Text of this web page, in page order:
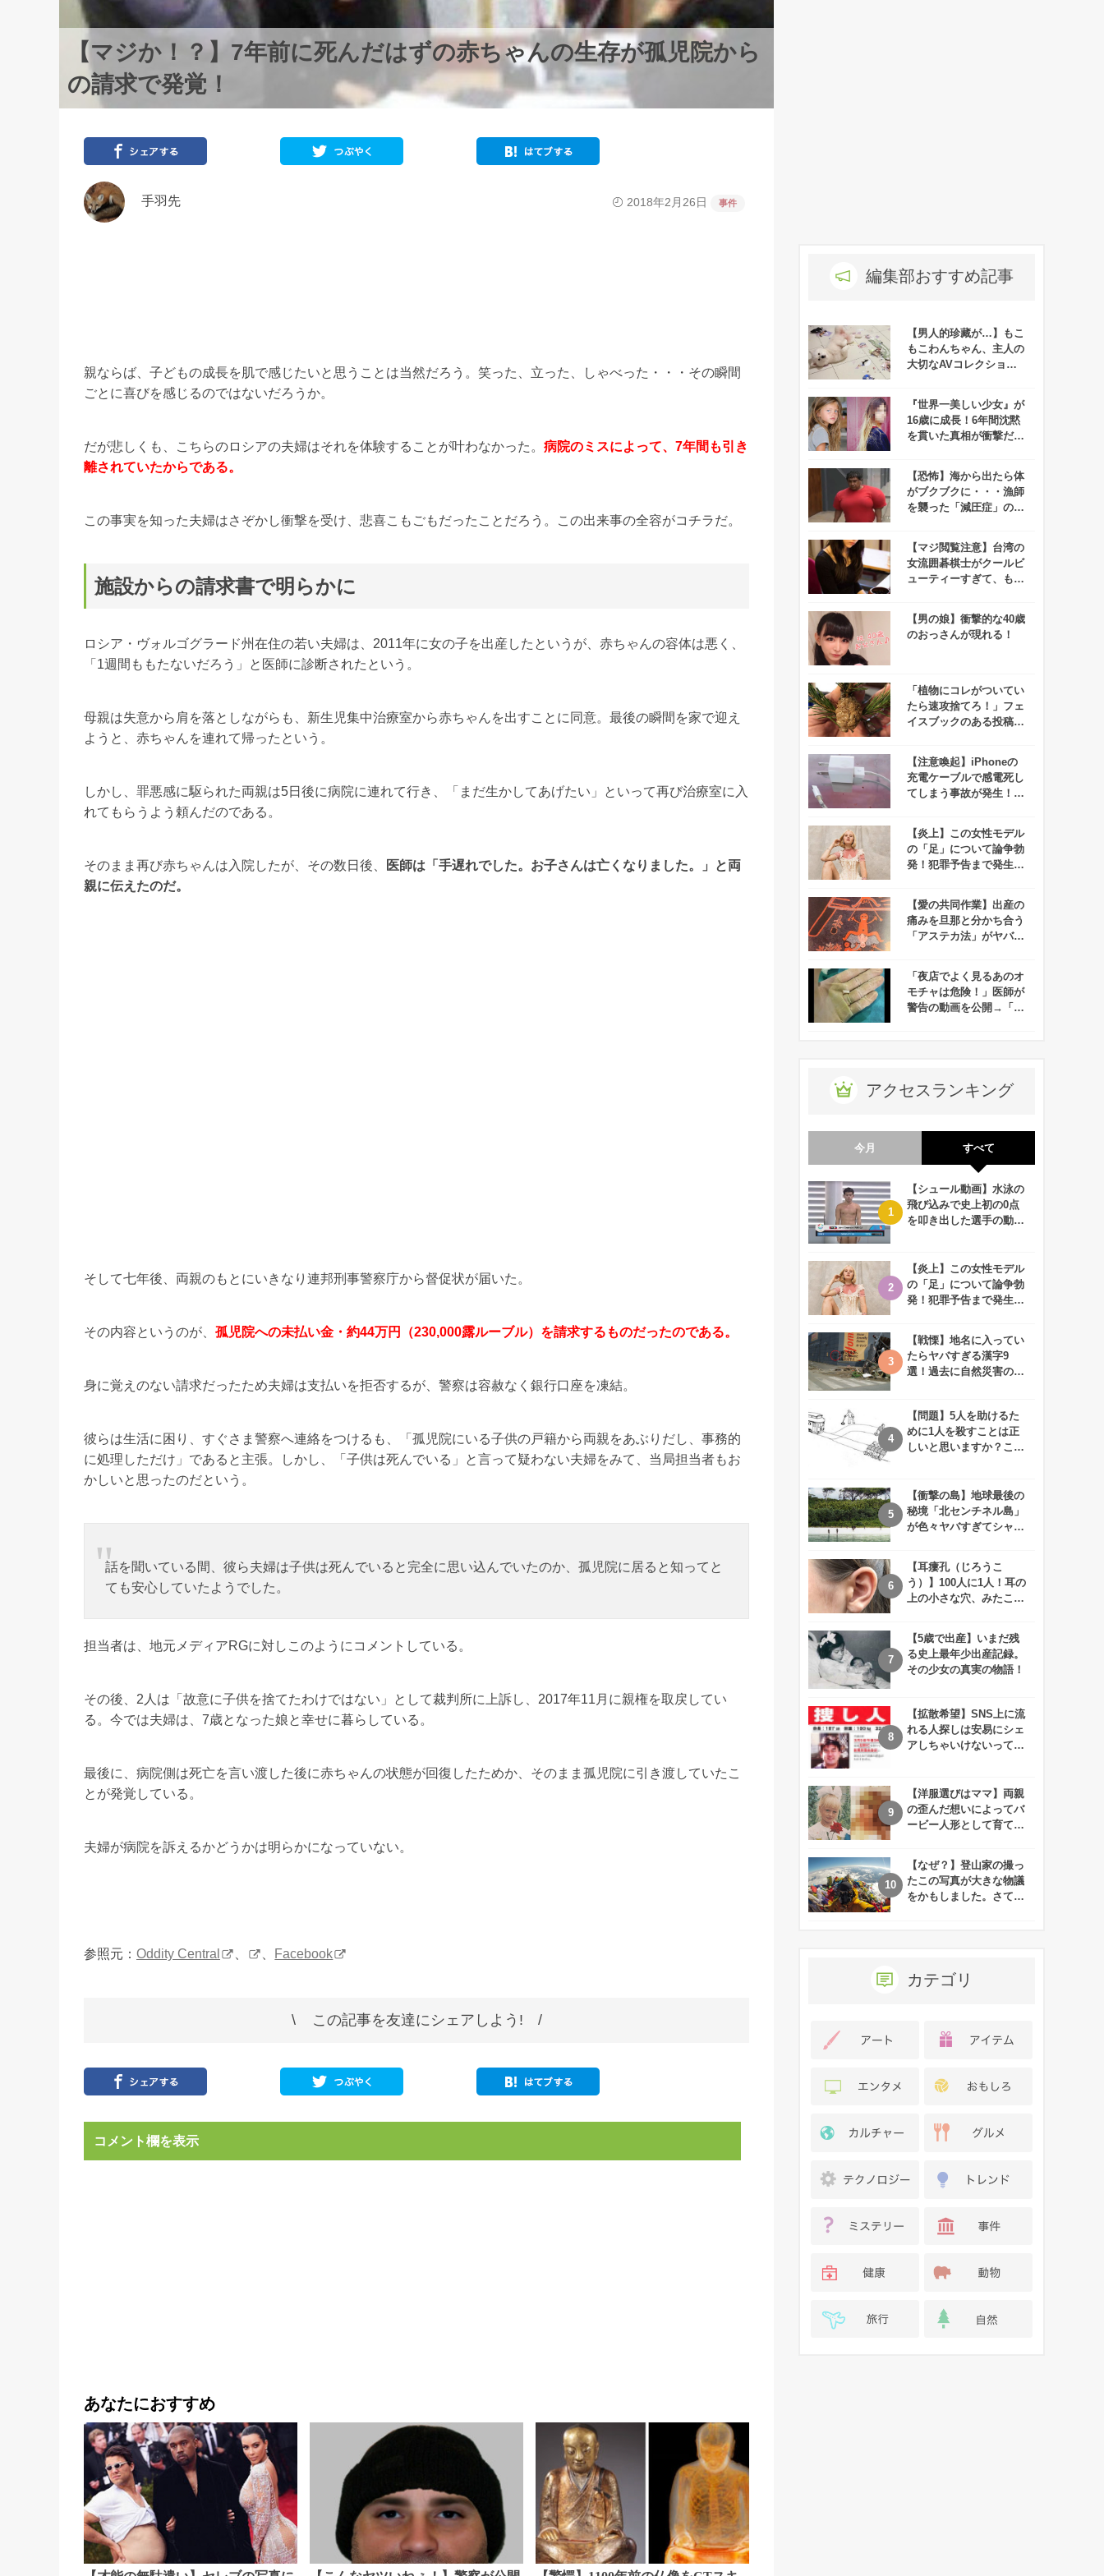
【マジか！？】7年前に死んだはずの赤ちゃんの生存が孤児院から
の請求で発覚！
手羽先 2018年2月26日 事件
親ならば、子どもの成長を肌で感じたいと思うことは当然だろう。笑った、立った、しゃべった・・・その瞬間
ごとに喜びを感じるのではないだろうか。
だが悲しくも、こちらのロシアの夫婦はそれを体験することが叶わなかった。 病院のミスによって、7年間も引き
離されていたからである。
この事実を知った夫婦はさぞかし衝撃を受け、悲喜こもごもだったことだろう。この出来事の全容がコチラだ。
施設からの請求書で明らかに
ロシア・ヴォルゴグラード州在住の若い夫婦は、2011年に女の子を出産したというが、赤ちゃんの容体は悪く、
「1週間ももたないだろう」と医師に診断されたという。
母親は失意から肩を落としながらも、新生児集中治療室から赤ちゃんを出すことに同意。最後の瞬間を家で迎え
ようと、赤ちゃんを連れて帰ったという。
しかし、罪悪感に駆られた両親は5日後に病院に連れて行き、「まだ生かしてあげたい」といって再び治療室に入
れてもらうよう頼んだのである。
そのまま再び赤ちゃんは入院したが、その数日後、
医師は「手遅れでした。お子さんは亡くなりました。」と両
親に伝えたのだ。
そして七年後、両親のもとにいきなり連邦刑事警察庁から督促状が届いた。
その内容というのが、 孤児院への未払い金・約44万円（230,000露ルーブル）を請求するものだったのである。
身に覚えのない請求だったため夫婦は支払いを拒否するが、警察は容赦なく銀行口座を凍結。
彼らは生活に困り、すぐさま警察へ連絡をつけるも、「孤児院にいる子供の戸籍から両親をあぶりだし、事務的
に処理しただけ」であると主張。しかし、「子供は死んでいる」と言って疑わない夫婦をみて、当局担当者もお
かしいと思ったのだという。
話を聞いている間、彼ら夫婦は子供は死んでいると完全に思い込んでいたのか、孤児院に居ると知ってと
ても安心していたようでした。
担当者は、地元メディアRGに対しこのようにコメントしている。
その後、2人は「故意に子供を捨てたわけではない」として裁判所に上訴し、2017年11月に親権を取戻してい
る。今では夫婦は、7歳となった娘と幸せに暮らしている。
最後に、病院側は死亡を言い渡した後に赤ちゃんの状態が回復したためか、そのまま孤児院に引き渡していたこ
とが発覚している。
夫婦が病院を訴えるかどうかは明らかになっていない。
参照元： Oddity Central Facebook
この記事を友達にシェアしよう! /
コメント欄を表示
あなたにおすすめ
編集部おすすめ記事
【男人的珍藏が…】もこ
もこわんちゃん、主人の
大切なAVコレクション
まう！
『世界一美しい少女』が
16歳に成長！6年間沈黙
を貫いた真相が衝撃だっ
【恐怖】海から出たら体
がブクブクに・・・漁師
を襲った「減圧症」の悲
【マジ閲覧注意】台湾の
女流囲碁棋士がクールビ
ューティーすぎて、もは
話題に！
【男の娘】衝撃的な40歳
のおっさんが現れる！
「植物にコレがついてい
たら速攻捨てろ！」フェ
イスブックのある投稿が
【注意喚起】iPhoneの
充電ケーブルで感電死し
てしまう事故が発生！！
【炎上】この女性モデル
の「足」について論争勃
発！犯罪予告まで発生す
【愛の共同作業】出産の
痛みを旦那と分かち合う
「アステカ法」がヤバす
「夜店でよく見るあのオ
モチャは危険！」医師が
警告の動画を公開→「気
アクセスランキング
今月 すべて
【シュール動画】水泳の
飛び込みで史上初の0点
を叩き出した選手の動画
【炎上】この女性モデル
の「足」について論争勃
発！犯罪予告まで発生す
【戦慄】地名に入ってい
たらヤバすぎる漢字9
選！過去に自然災害の歴
【問題】5人を助けるた
めに1人を殺すことは正
しいと思いますか？この
【衝撃の島】地球最後の
秘境「北センチネル島」
が色々ヤバすぎてシャレ
【耳瘻孔（じろうこ
う）】100人に1人！耳の
上の小さな穴、みたこと
【5歳で出産】いまだ残
る史上最年少出産記録。
その少女の真実の物語！
【拡散希望】SNS上に流
れる人探しは安易にシェ
アしちゃいけないって知
【洋服選びはママ】両親
の歪んだ想いによってバ
ービー人形として育てら
【なぜ？】登山家の撮っ
たこの写真が大きな物議
をかもしました。さて、
カテゴリ